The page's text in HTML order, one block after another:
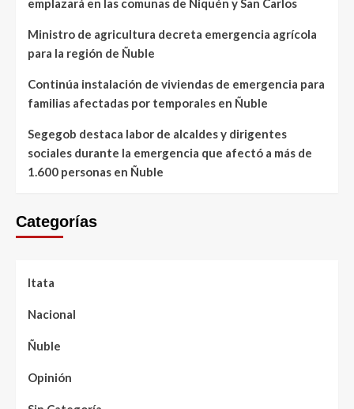
emplazará en las comunas de Ñiquén y San Carlos
Ministro de agricultura decreta emergencia agrícola
para la región de Ñuble
Continúa instalación de viviendas de emergencia para
familias afectadas por temporales en Ñuble
Segegob destaca labor de alcaldes y dirigentes
sociales durante la emergencia que afectó a más de
1.600 personas en Ñuble
Categorías
Itata
Nacional
Ñuble
Opinión